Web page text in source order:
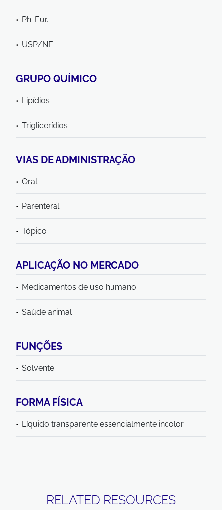
Ph. Eur.
USP/NF
GRUPO QUÍMICO
Lipídios
Triglicerídios
VIAS DE ADMINISTRAÇÃO
Oral
Parenteral
Tópico
APLICAÇÃO NO MERCADO
Medicamentos de uso humano
Saúde animal
FUNÇÕES
Solvente
FORMA FÍSICA
Líquido transparente essencialmente incolor
RELATED RESOURCES